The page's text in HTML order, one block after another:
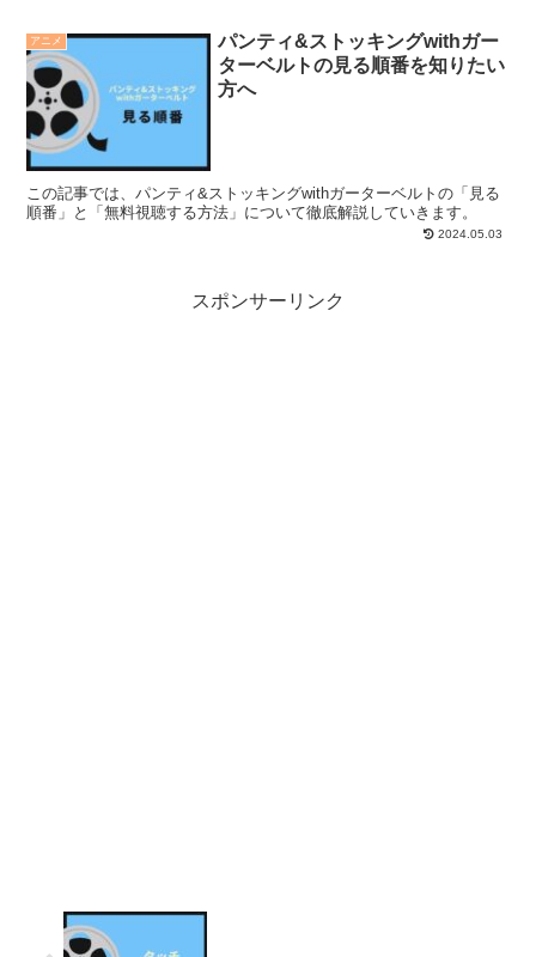
アニメ
パンティ&ストッキングwithガー
ターベルトの見る順番を知りたい
方へ
この記事では、パンティ&ストッキングwithガーターベルトの「見る
順番」と「無料視聴する方法」について徹底解説していきます。
2024.05.03
スポンサーリンク